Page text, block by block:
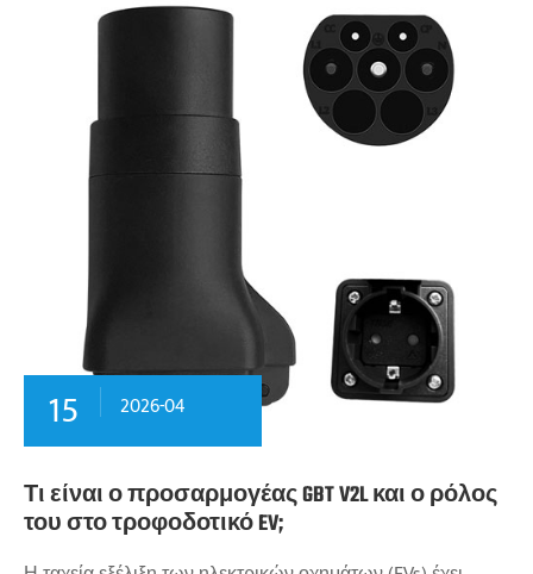
15 2026-04
Τι είναι ο προσαρμογέας GBT V2L και ο ρόλος
του στο τροφοδοτικό EV;